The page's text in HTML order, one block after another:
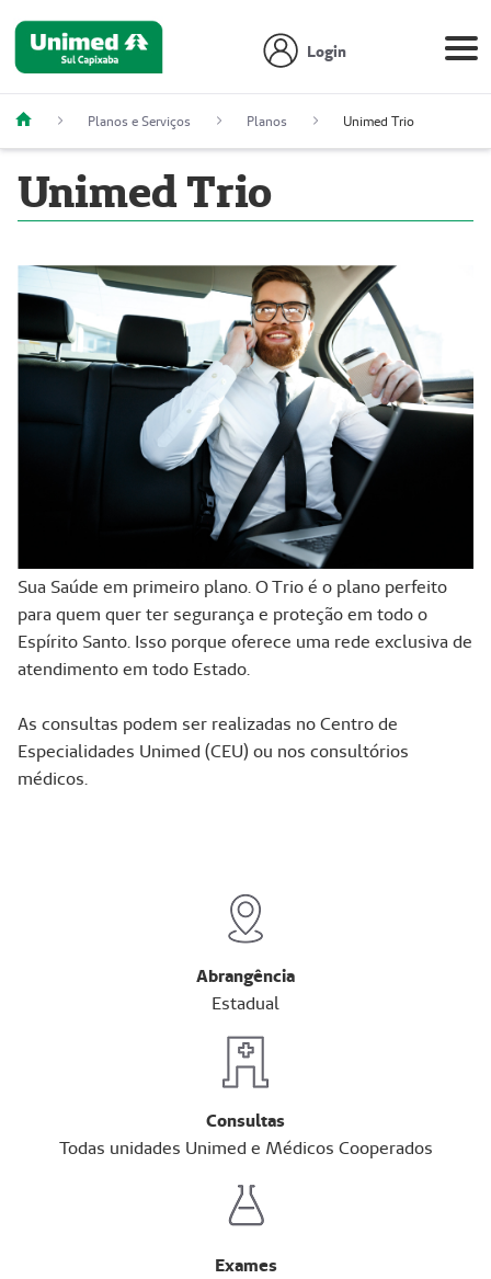
Login
Planos e Serviços Planos Unimed Trio
Unimed Trio
Sua Saúde em primeiro plano. O Trio é o plano perfeito
para quem quer ter segurança e proteção em todo o
Espírito Santo. Isso porque oferece uma rede exclusiva de
atendimento em todo Estado.
As consultas podem ser realizadas no Centro de
Especialidades Unimed (CEU) ou nos consultórios
médicos.
Abrangência
Estadual
Consultas
Todas unidades Unimed e Médicos Cooperados
Exames